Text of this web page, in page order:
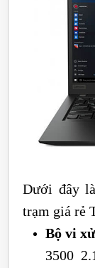
Dưới đây
trạm giá rẻ
Bộ vi
3500